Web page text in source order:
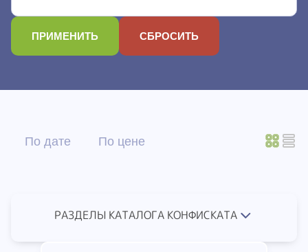
По дате По цене
РАЗДЕЛЫ КАТАЛОГА КОНФИСКАТА